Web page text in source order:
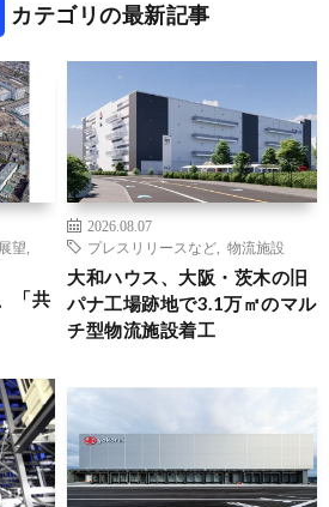
カテゴリの最新記事
望
「共
2026.08.07
プレスリリースなど
物流施設
大和ハウス、大阪・茨木の旧
パナ工場跡地で3.1万㎡のマル
チ型物流施設着工